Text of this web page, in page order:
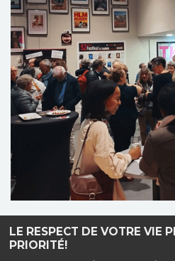
LE RESPECT DE VOTRE VIE
PRIORITÉ!